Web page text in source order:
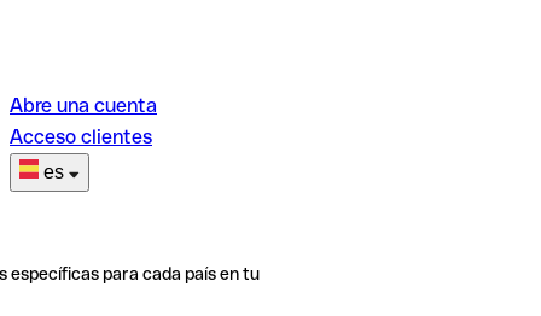
Abre una cuenta
Acceso clientes
es
específicas para cada país en tu